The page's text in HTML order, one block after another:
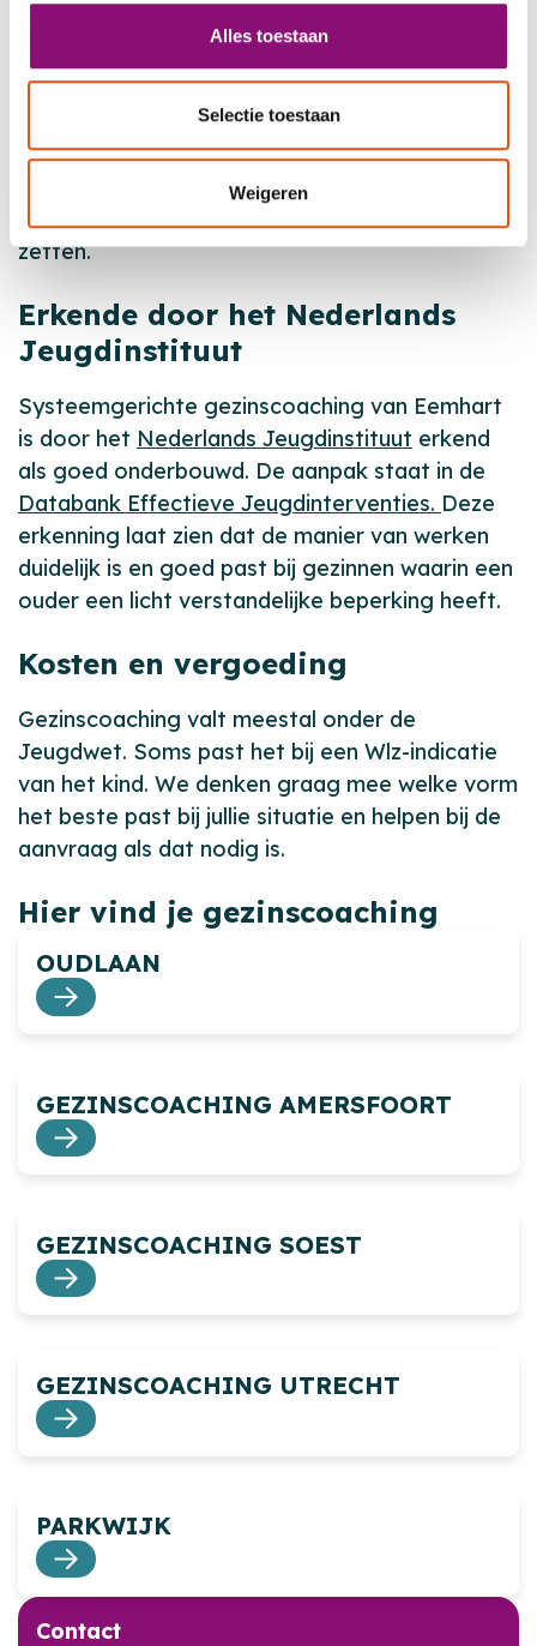
Alles toestaan
Selectie toestaan
Weigeren
het gezin. We komen regelmatig langs, zodat er
eerste jaar is de gezinscoach er vaak steeds
weer, tot ongeveer 6 uur per week. Daarna
blijven we nog een periode meedenken. Dat
helpt om rust vast te houden en om
veranderingen stap voor stap goed door te
zetten.
Erkende door het Nederlands
Jeugdinstituut
Systeemgerichte gezinscoaching van Eemhart
is door het Nederlands Jeugdinstituut erkend
als goed onderbouwd. De aanpak staat in de
Databank Effectieve Jeugdinterventies. Deze
erkenning laat zien dat de manier van werken
duidelijk is en goed past bij gezinnen waarin een
ouder een licht verstandelijke beperking heeft.
Kosten en vergoeding
Gezinscoaching valt meestal onder de
Jeugdwet. Soms past het bij een Wlz-indicatie
van het kind. We denken graag mee welke vorm
het beste past bij jullie situatie en helpen bij de
aanvraag als dat nodig is.
Hier vind je gezinscoaching
OUDLAAN
GEZINSCOACHING AMERSFOORT
GEZINSCOACHING SOEST
GEZINSCOACHING UTRECHT
PARKWIJK
Contact